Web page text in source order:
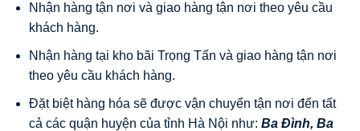
Nhận hàng tận nơi và giao hàng tận nơi theo yêu cầu
khách hàng.
Nhận hàng tại kho bãi Trọng Tấn và giao hàng tận nơi
theo yêu cầu khách hàng.
Đặt biệt hàng hóa sẽ được vận chuyển tận nơi đến tất
cả các quận huyện của tỉnh Hà Nội như: Ba Đình, Ba